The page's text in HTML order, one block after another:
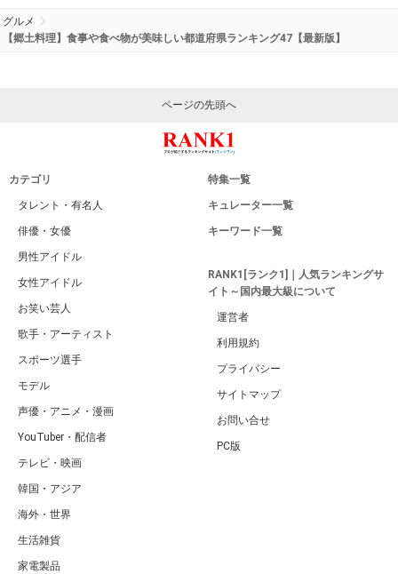
グルメ
【郷土料理】食事や食べ物が美味しい都道府県ランキング47【最新版】
ページの先頭へ
カテゴリ
タレント・有名人
俳優・女優
男性アイドル
女性アイドル
お笑い芸人
歌手・アーティスト
スポーツ選手
モデル
声優・アニメ・漫画
YouTuber・配信者
テレビ・映画
韓国・アジア
海外・世界
生活雑貨
家電製品
特集一覧
キュレーター一覧
キーワード一覧
RANK1[ランク1]｜人気ランキングサ
イト～国内最大級について
運営者
利用規約
プライバシー
サイトマップ
お問い合せ
PC版